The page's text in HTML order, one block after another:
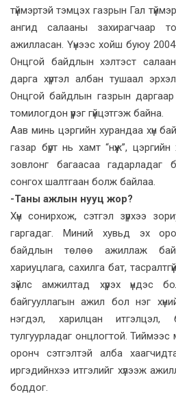
түймэртэй тэмцэх газрын Гал
ангид салааны захирагчаар
ажилласан. Үүнээс хойш буюу
Онцгой байдлын хэлтэст
дарга хүртэл албан тушаал
Онцгой байдлын газрын
томилогдон үүрэг гүйцэтгэж байна.
Аав минь цэргийн хурандаа хүн
газар бүрт нь хамт “нүүж”,
зовлонг багаасаа
сонгох шалтгаан болж байлаа.
-Таны ажлын нууц жор?
Хүн сонирхож, сэтгэл зүрхээ
гаргадаг. Миний хувьд эх
байдлын төлөө ажиллаж
хариуцлага, сахилга бат,
зүйлс амжилтад хүрэх үндэс
байгууллагын ажил бол нэг
нэгдэл, харилцан итгэлцэл,
тулгуурладаг онцлогтой.
оронч сэтгэлтэй алба
иргэдийнхээ итгэлийг хүлээж
боддог.